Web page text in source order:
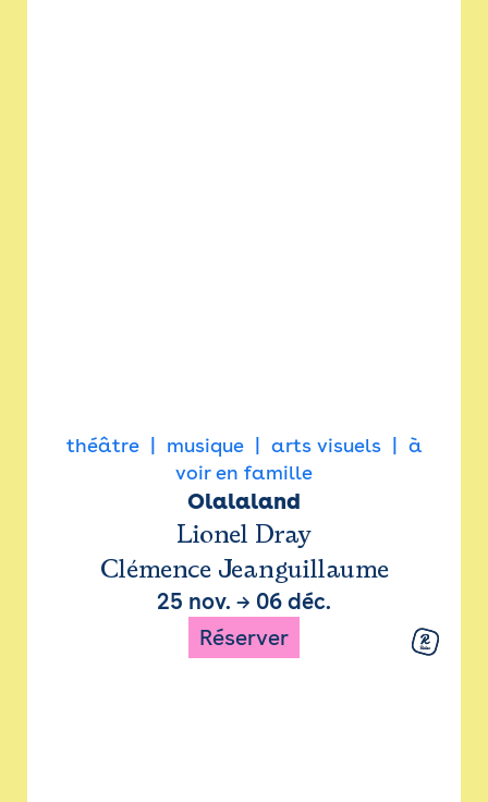
théâtre musique arts visuels
à
voir en famille
Olalaland
Lionel Dray
Clémence Jeanguillaume
25 nov. → 06 déc.
Réserver